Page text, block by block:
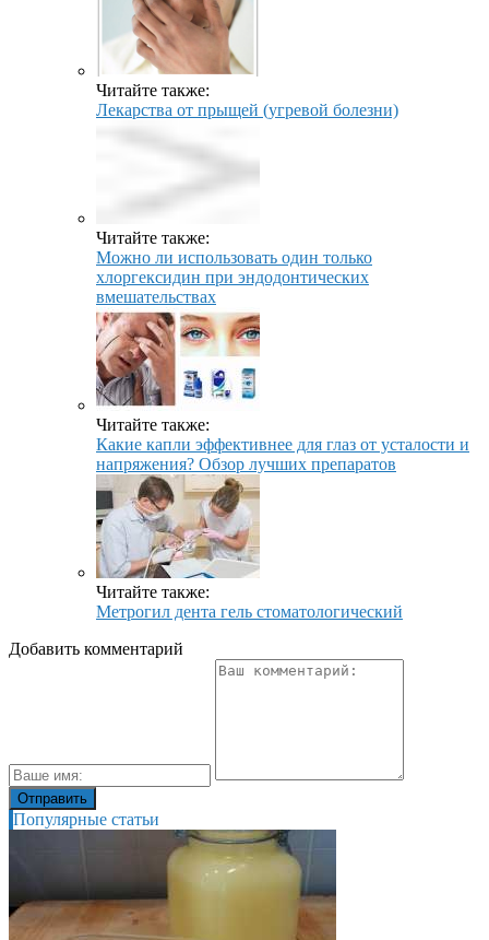
Читайте также:
Лекарства от прыщей (угревой болезни)
Читайте также:
Можно ли использовать один только
хлоргексидин при эндодонтических
вмешательствах
Читайте также:
Какие капли эффективнее для глаз от усталости и
напряжения? Обзор лучших препаратов
Читайте также:
Метрогил дента гель стоматологический
Добавить комментарий
Популярные статьи